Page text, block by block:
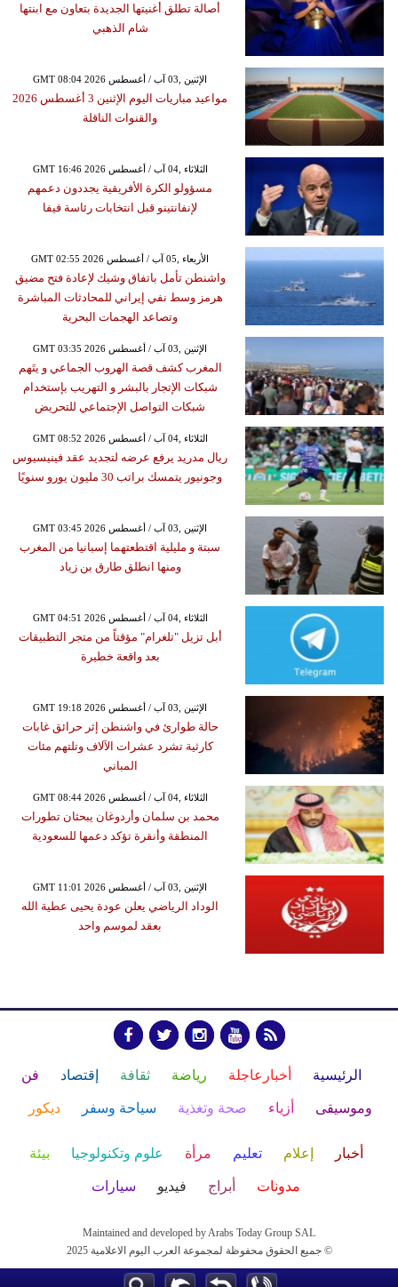
أصالة تطلق أغنيتها الجديدة بتعاون مع ابنتها
شام الذهبي
GMT 08:04 2026 الإثنين ,03 آب / أغسطس
مواعيد مباريات اليوم الإثنين 3 أغسطس 2026
والقنوات الناقلة
GMT 16:46 2026 الثلاثاء ,04 آب / أغسطس
مسؤولو الكرة الأفريقية يجددون دعمهم
لإنفانتينو قبل انتخابات رئاسة فيفا
GMT 02:55 2026 الأربعاء ,05 آب / أغسطس
واشنطن تأمل باتفاق وشيك لإعادة فتح مضيق
هرمز وسط نفي إيراني للمحادثات المباشرة
وتصاعد الهجمات البحرية
GMT 03:35 2026 الإثنين ,03 آب / أغسطس
المغرب كشف قصة الهروب الجماعي و يتَهم
شبكات الإتجار بالبشر و التهريب بإستخدام
شبكات التواصل الإجتماعي للتحريض
GMT 08:52 2026 الثلاثاء ,04 آب / أغسطس
ريال مدريد يرفع عرضه لتجديد عقد فينيسيوس
وجونيور يتمسك براتب 30 مليون يورو سنويًا
GMT 03:45 2026 الإثنين ,03 آب / أغسطس
سبتة و مليلية اقتطعتهما إسبانيا من المغرب
ومنها انطلق طارق بن زياد
GMT 04:51 2026 الثلاثاء ,04 آب / أغسطس
أبل تزيل "تلغرام" مؤقتاً من متجر التطبيقات
بعد واقعة خطيرة
GMT 19:18 2026 الإثنين ,03 آب / أغسطس
حالة طوارئ في واشنطن إثر حرائق غابات
كارثية تشرد عشرات الآلاف وتلتهم مئات
المباني
GMT 08:44 2026 الثلاثاء ,04 آب / أغسطس
محمد بن سلمان وأردوغان يبحثان تطورات
المنطقة وأنقرة تؤكد دعمها للسعودية
GMT 11:01 2026 الإثنين ,03 آب / أغسطس
الوداد الرياضي يعلن عودة يحيى عطية الله
بعقد لموسم واحد
الرئيسية أخبارعاجلة رياضة ثقافة إقتصاد فن
وموسيقى أزياء صحة وتغذية سياحة وسفر ديكور
أخبار إعلام تعليم مرأة علوم وتكنولوجيا بيئة
مدونات أبراج فيديو سيارات
Maintained and developed by Arabs Today Group SAL
جميع الحقوق محفوظة لمجموعة العرب اليوم الاعلامية 2025 ©